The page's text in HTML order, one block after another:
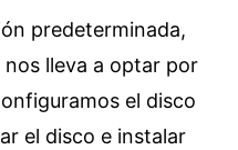
predeterminada,
lleva a optar por
el disco
el disco e instalar